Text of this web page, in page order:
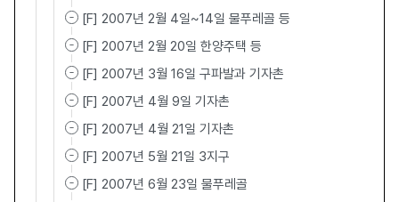
[F] 2007년 2월 4일~14일 물푸레골 등
[F] 2007년 2월 20일 한양주택 등
[F] 2007년 3월 16일 구파발과 기자촌
[F] 2007년 4월 9일 기자촌
[F] 2007년 4월 21일 기자촌
[F] 2007년 5월 21일 3지구
[F] 2007년 6월 23일 물푸레골